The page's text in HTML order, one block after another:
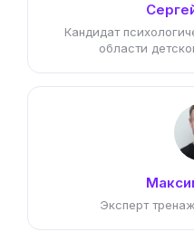
Кандидат
области
Эксперт